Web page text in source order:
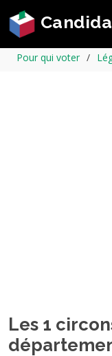
Pour qui voter
Les 1